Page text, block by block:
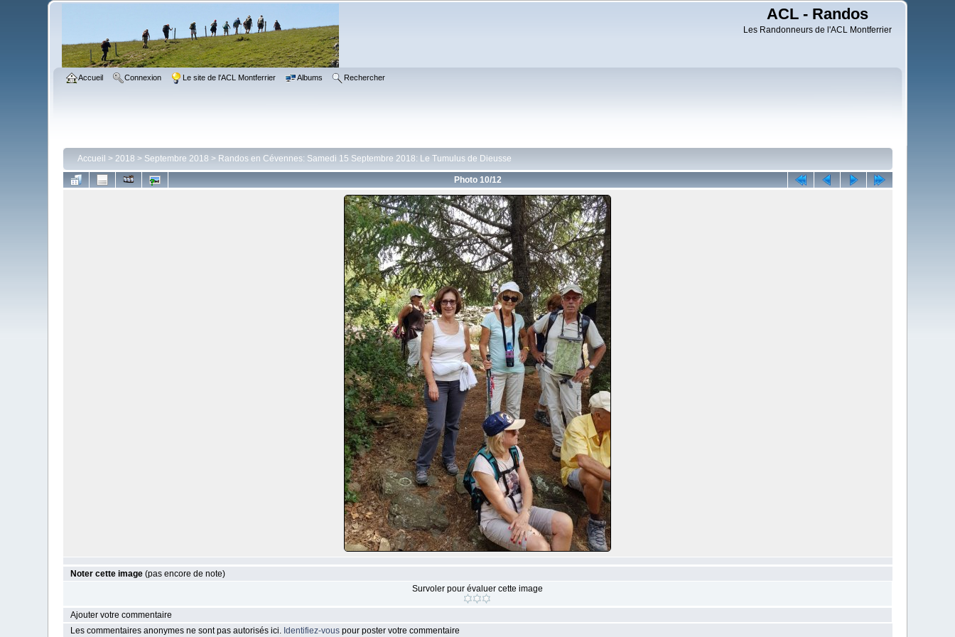
ACL - Randos
Les Randonneurs de l'ACL Montferrier
Accueil Connexion Le site de l'ACL Montferrier Albums Rechercher
Accueil > 2018 > Septembre 2018 > Randos en Cévennes: Samedi 15 Septembre 2018: Le Tumulus de Dieusse
Photo 10/12
Noter cette image (pas encore de note)
Survoler pour évaluer cette image
Ajouter votre commentaire
Les commentaires anonymes ne sont pas autorisés ici. Identifiez-vouspour poster votre commentaire